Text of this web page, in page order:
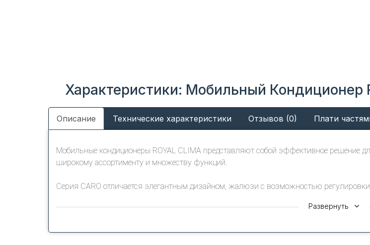
Характеристики: Мобильный Кондиционер
Описание Технические характеристики Отзывов (0) Плати
Мобильные кондиционеры ROYAL CLIMA представляют собой эффективное решение
широкому ассортименту и множеству функций.
Серия CARO отличается элегантным дизайном, жалюзи с возможностью
комплекте поставляются все необходимые аксессуары и удобный, эргономичный
Энергоэффективность класса А
Развернуть